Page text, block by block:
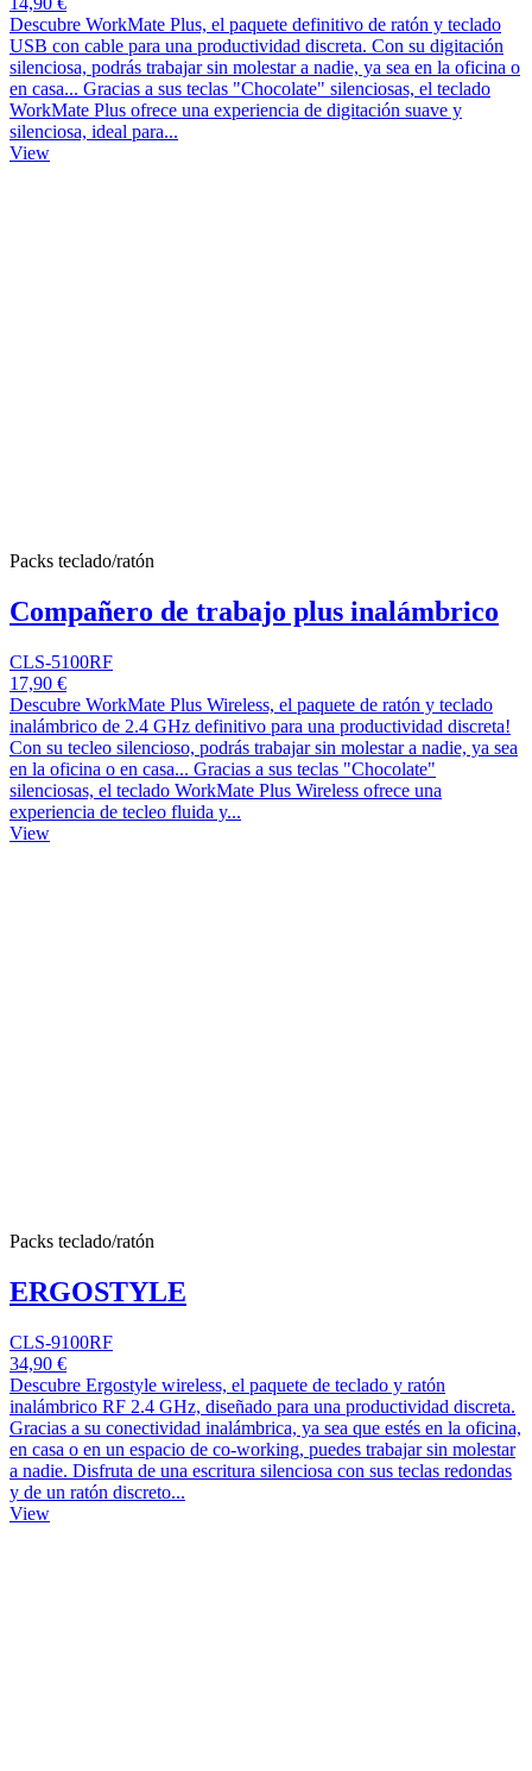
Descubre WorkMate Plus, el paquete definitivo de ratón y teclado
USB con cable para una productividad discreta. Con su digitación
silenciosa, podrás trabajar sin molestar a nadie, ya sea en la oficina o
en casa... Gracias a sus teclas "Chocolate" silenciosas, el teclado
WorkMate Plus ofrece una experiencia de digitación suave y
silenciosa, ideal para...
View
Packs teclado/ratón
Compañero de trabajo plus inalámbrico
CLS-5100RF
17,90 €
Descubre WorkMate Plus Wireless, el paquete de ratón y teclado
inalámbrico de 2.4 GHz definitivo para una productividad discreta!
Con su tecleo silencioso, podrás trabajar sin molestar a nadie, ya sea
en la oficina o en casa... Gracias a sus teclas "Chocolate"
silenciosas, el teclado WorkMate Plus Wireless ofrece una
experiencia de tecleo fluida y...
View
Packs teclado/ratón
ERGOSTYLE
CLS-9100RF
34,90 €
Descubre Ergostyle wireless, el paquete de teclado y ratón
inalámbrico RF 2.4 GHz, diseñado para una productividad discreta.
Gracias a su conectividad inalámbrica, ya sea que estés en la oficina,
en casa o en un espacio de co-working, puedes trabajar sin molestar
a nadie. Disfruta de una escritura silenciosa con sus teclas redondas
y de un ratón discreto...
View